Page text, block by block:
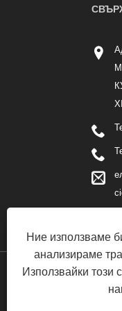
Ние използваме
анализираме
Използвайки този